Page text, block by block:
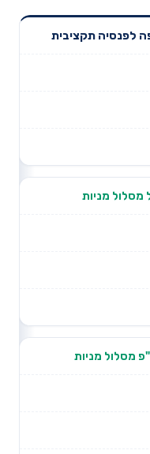
תשואה
דמי ניהול
לפנסיה תקציבית
מסלול מניות
מסלול מניות